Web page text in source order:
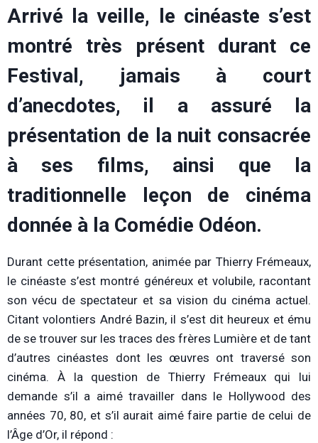
Arrivé la veille, le cinéaste s’est
montré très présent durant ce
Festival, jamais à court
d’anecdotes, il a assuré la
présentation de la nuit consacrée
à ses films, ainsi que la
traditionnelle leçon de cinéma
donnée à la Comédie Odéon.
Durant cette présentation, animée par Thierry Frémeaux,
le cinéaste s’est montré généreux et volubile, racontant
son vécu de spectateur et sa vision du cinéma actuel.
Citant volontiers André Bazin, il s’est dit heureux et ému
de se trouver sur les traces des frères Lumière et de tant
d’autres cinéastes dont les œuvres ont traversé son
cinéma. À la question de Thierry Frémeaux qui lui
demande s’il a aimé travailler dans le Hollywood des
années 70, 80, et s’il aurait aimé faire partie de celui de
l’Âge d’Or, il répond :